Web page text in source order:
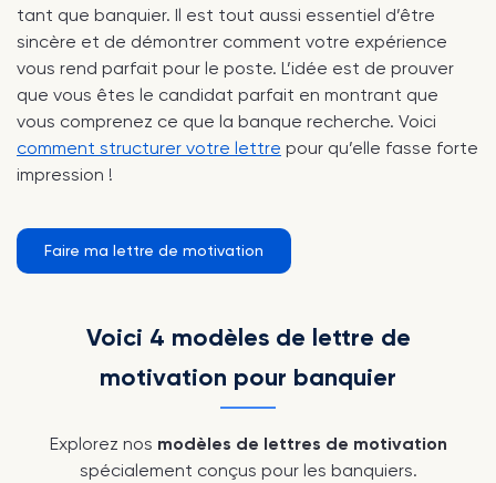
tant que banquier. Il est tout aussi essentiel d’être
sincère et de démontrer comment votre expérience
vous rend parfait pour le poste. L’idée est de prouver
que vous êtes le candidat parfait en montrant que
vous comprenez ce que la banque recherche. Voici
comment structurer votre lettre pour qu’elle fasse forte
impression !
Faire ma lettre de motivation
Voici 4 modèles de lettre de
motivation pour banquier
Explorez nos modèles de lettres de motivation
spécialement conçus pour les banquiers.